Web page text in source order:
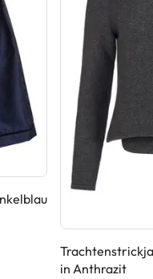
in Anthrazit